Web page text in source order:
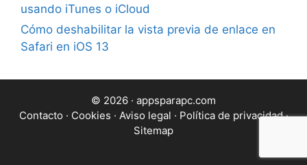
usando iTunes o iCloud
Cómo deshabilitar la vista previa de enlace en
Safari en iOS 13
© 2026 · appsparapc.com
Contacto · Cookies · Aviso legal · Política de privacidad·
Sitemap